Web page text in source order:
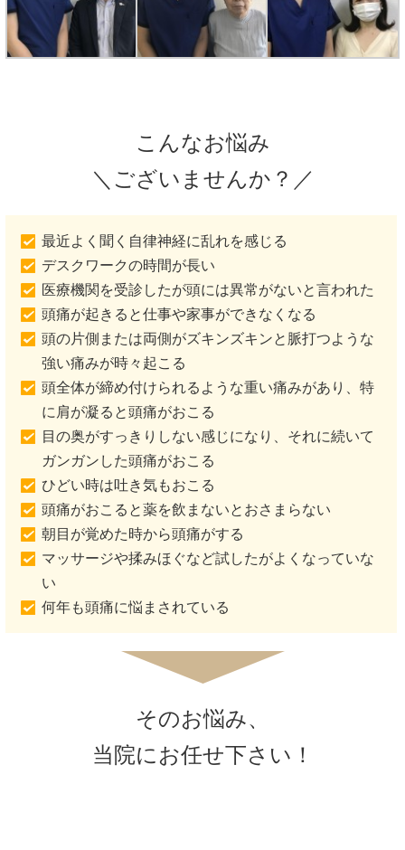
こんなお悩み
＼ございませんか？／
最近よく聞く自律神経に乱れを感じる
デスクワークの時間が長い
医療機関を受診したが頭には異常がないと言われた
頭痛が起きると仕事や家事ができなくなる
頭の片側または両側がズキンズキンと脈打つような
強い痛みが時々起こる
頭全体が締め付けられるような重い痛みがあり、特
に肩が凝ると頭痛がおこる
目の奥がすっきりしない感じになり、それに続いて
ガンガンした頭痛がおこる
ひどい時は吐き気もおこる
頭痛がおこると薬を飲まないとおさまらない
朝目が覚めた時から頭痛がする
マッサージや揉みほぐなど試したがよくなっていな
い
何年も頭痛に悩まされている
そのお悩み、
当院にお任せ下さい！